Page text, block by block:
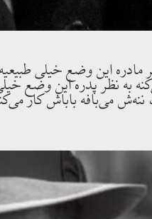
مادره اين وضع خيلى
به نظر پدره اين وضع
مى‌بافه باباش كار